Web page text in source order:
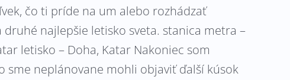
čo ti príde na um alebo rozhádzať
najlepšie letisko sveta. stanica metra –
letisko – Doha, Katar Nakoniec som
sme neplánovane mohli objaviť ďalší kúsok